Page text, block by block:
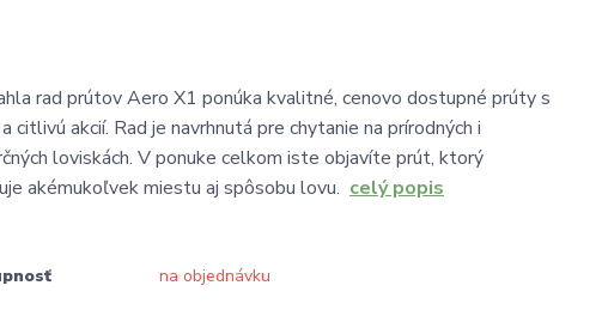
rad prútov Aero X1 ponúka kvalitné, cenovo dostupné prúty s
citlivú akcií. Rad je navrhnutá pre chytanie na prírodných i
loviskách. V ponuke celkom iste objavíte prút, ktorý
akémukoľvek miestu aj spôsobu lovu. celý popis
na objednávku